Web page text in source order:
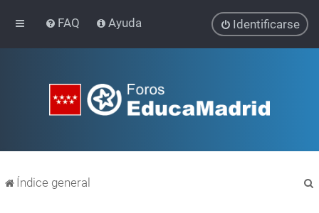
FAQ Ayuda Identificarse
Índice general